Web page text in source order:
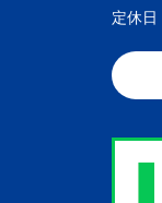
定休日